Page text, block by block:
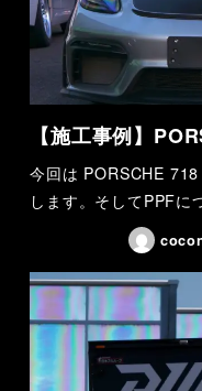
【施工事例】
今回は PORSCHE
します。そしてPPF